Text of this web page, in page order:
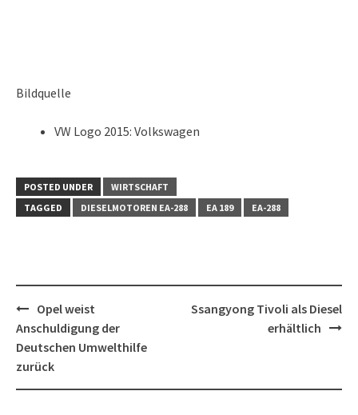
Bildquelle
VW Logo 2015: Volkswagen
POSTED UNDER
WIRTSCHAFT
TAGGED
DIESELMOTOREN EA-288 EA 189 EA-288
Post
navigation
Opel weist
Anschuldigung der
Deutschen Umwelthilfe
zurück
Ssangyong Tivoli als Diesel
erhältlich